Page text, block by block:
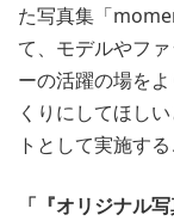
た写真集「
て、モデルやフ
ーの活躍の場を
くりにしてほし
トとして実施す
「『オリジナル